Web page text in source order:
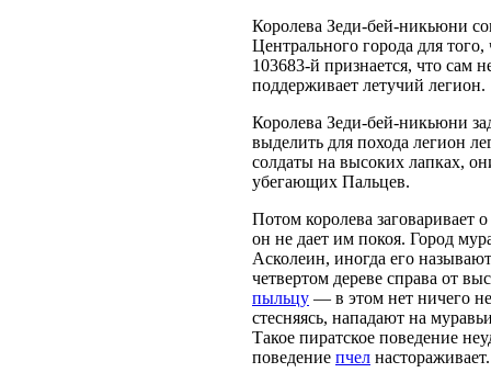
Королева Зеди-бей-никьюни
Центрального города для
103683-й признается, что сам
поддерживает летучий легион.
Королева Зеди-бей-никьюни
выделить для похода легион
солдаты на высоких лапках,
убегающих Пальцев.
Потом королева заговаривает
он не дает им покоя. Город
Асколеин, иногда его
четвертом дереве справа от
пыльцу — в этом нет ничего
стесняясь, нападают на
Такое пиратское поведение
поведение пчел настораживает.